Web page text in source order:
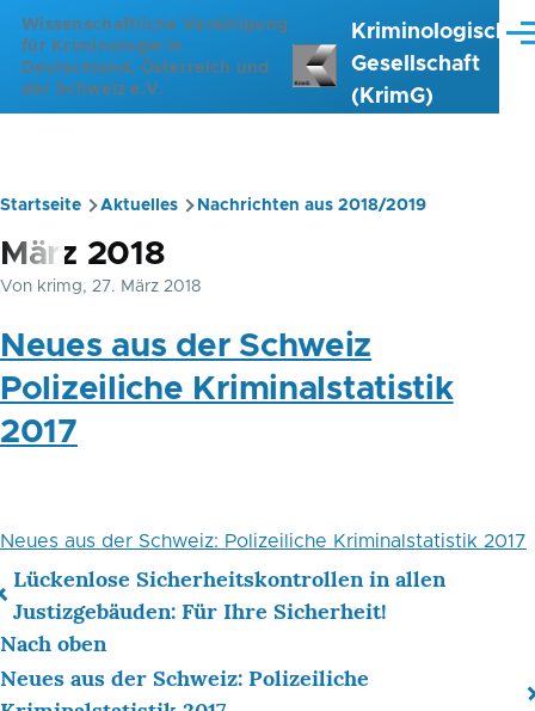
Direkt zum Inhalt
Wissenschaftliche Vereinigung
für Kriminologie in
Deutschland, Österreich und
der Schweiz e.V.
Kriminologische
Gesellschaft
(KrimG)
Pfadnavigation
Startseite Aktuelles Nachrichten aus 2018/2019
März 2018
Von krimg, 27. März 2018
Neues aus der Schweiz
Polizeiliche Kriminalstatistik
2017
Neues aus der Schweiz: Polizeiliche Kriminalstatistik 2017
Links
für
das
Lückenlose Sicherheitskontrollen in allen
Justizgebäuden: Für Ihre Sicherheit!
Nach oben
Neues aus der Schweiz: Polizeiliche